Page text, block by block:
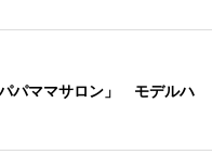
パママサロン」 モデルハ